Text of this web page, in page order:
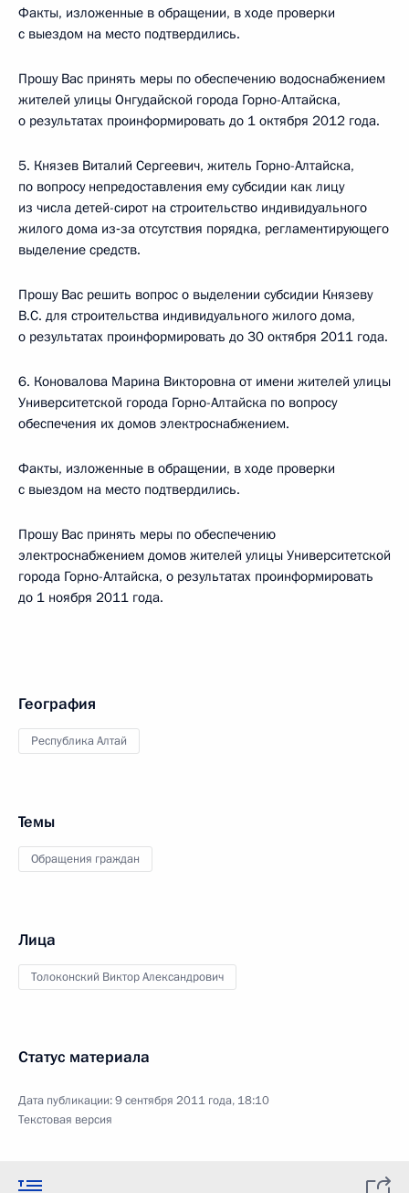
Факты, изложенные в обращении, в ходе проверки
с выездом на место подтвердились.
Прошу Вас принять меры по обеспечению водоснабжением
жителей улицы Онгудайской города Горно-Алтайска,
о результатах проинформировать до 1 октября 2012 года.
5. Князев Виталий Сергеевич, житель Горно-Алтайска,
по вопросу непредоставления ему субсидии как лицу
из числа детей-сирот на строительство индивидуального
жилого дома из‑за отсутствия порядка, регламентирующего
выделение средств.
Прошу Вас решить вопрос о выделении субсидии Князеву
B.C. для строительства индивидуального жилого дома,
о результатах проинформировать до 30 октября 2011 года.
6. Коновалова Марина Викторовна от имени жителей улицы
Университетской города Горно-Алтайска по вопросу
обеспечения их домов электроснабжением.
Факты, изложенные в обращении, в ходе проверки
с выездом на место подтвердились.
Прошу Вас принять меры по обеспечению
электроснабжением домов жителей улицы Университетской
города Горно-Алтайска, о результатах проинформировать
до 1 ноября 2011 года.
География
Республика Алтай
Темы
Обращения граждан
Лица
Толоконский Виктор Александрович
Статус материала
Дата публикации:9 сентября 2011 года, 18:10
Текстовая версия